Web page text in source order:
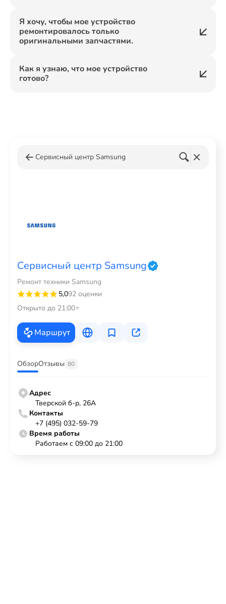
Я хочу, чтобы мое устройство
ремонтировалось только
оригинальными запчастями.
Как я узнаю, что мое устройство
готово?
Сервисный центр Samsung
Сервисный центр Samsung
Ремонт техники Samsung
5,092 оценки
Открыто до 21:00
Маршрут
ОбзорОтзывы 80
Адрес
Тверской б-р, 26А
Контакты
+7 (495) 032-59-79
Время работы
Работаем с 09:00 до 21:00